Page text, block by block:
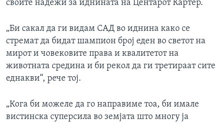
своите надежи за иднината на Центарот Картер.
„Би сакал да ги видам САД во иднина како се
стремат да бидат шампион број еден во светот на
мирот и човековите права и квалитетот на
животната средина и би рекол да ги третираат сите
еднакви“, рече тој.
„Кога би можеле да го направиме тоа, би имале
вистинска суперсила во земјата што многу ја